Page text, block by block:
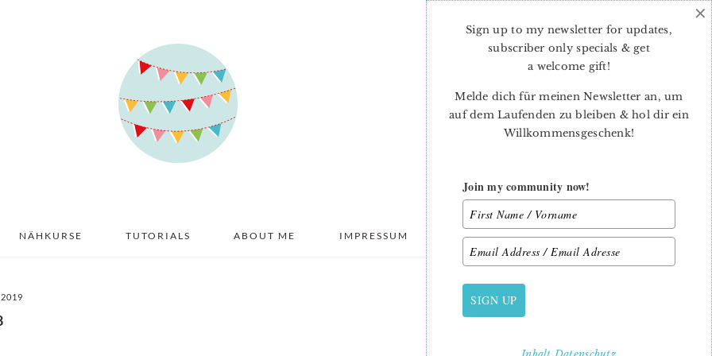
NÄHKURSE TUTORIALS ABOUT ME IMPRESSUM DATENSCHUTZ
PRIMARY
SIDEBAR
Sign up to my newsletter for updates,
subscriber only specials & get
a welcome gift!
Melde dich für meinen Newsletter an, um
auf dem Laufenden zu bleiben & hol dir ein
Willkommensgeschenk!
Join my community now!
SIGN UP
×